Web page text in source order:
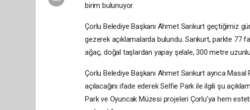
birim bulunuyor.
Çorlu Belediye Başkanı Ahmet Sarıkurt geçtiğimiz
gezerek açıklamalarda bulundu. Sarıkurt, parkte 77
ağaç, doğal taşlardan yapay şelale, 300 metre
Çorlu Belediye Başkanı Ahmet Sarıkurt ayrıca Masal
açılacağını ifade ederek Selfie Park ile ilgili şu
Park ve Oyuncak Müzesi projeleri Çorlu’ya hem